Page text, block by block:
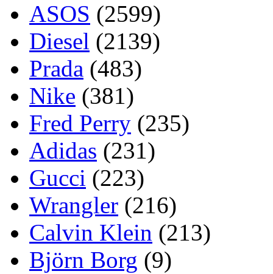
ASOS (2599)
Diesel (2139)
Prada (483)
Nike (381)
Fred Perry (235)
Adidas (231)
Gucci (223)
Wrangler (216)
Calvin Klein (213)
Björn Borg (9)